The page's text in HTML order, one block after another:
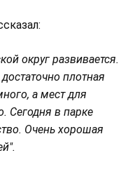
округ развивается.
плотная
а мест для
Сегодня в парке
Очень хорошая